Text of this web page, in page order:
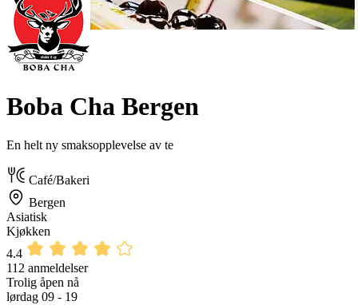
Boba Cha Bergen
En helt ny smaksopplevelse av te
Café/Bakeri
Bergen
Asiatisk
Kjøkken
4.4
112 anmeldelser
Trolig åpen nå
lørdag 09 - 19